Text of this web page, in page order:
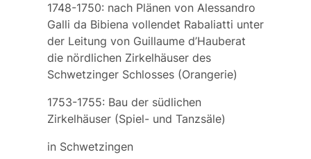
1748-1750: nach Plänen von Alessandro
Galli da Bibiena vollendet Rabaliatti unter
der Leitung von Guillaume d’Hauberat
die nördlichenZirkelhäuser des
Schwetzinger Schlosses (Orangerie)
1753-1755: Bau der südlichen
Zirkelhäuser (Spiel- und Tanzsäle)
in Schwetzingen